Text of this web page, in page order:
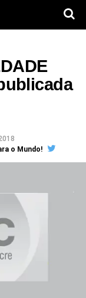
o Mundo!